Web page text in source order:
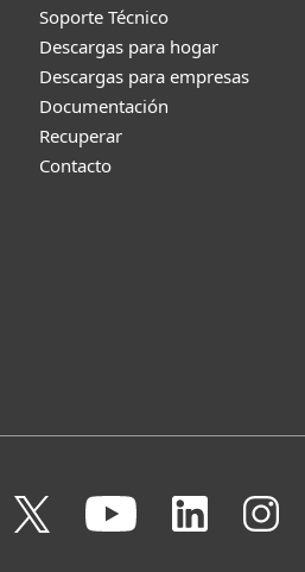
Soporte Técnico
Descargas para hogar
Descargas para empresas
Documentación
Recuperar
Contacto